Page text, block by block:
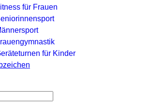
für Frauen
für Kinder